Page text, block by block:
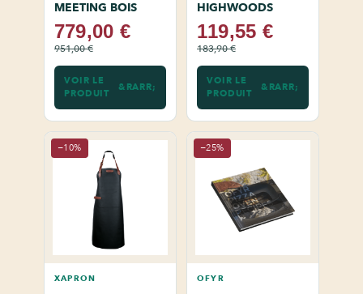
MEETING BOIS
779,00 €
951,00 €
VOIR LE
PRODUIT
HIGHWOODS
119,55 €
183,90 €
VOIR LE
PRODUIT
−10%
XAPRON
−25%
OFYR